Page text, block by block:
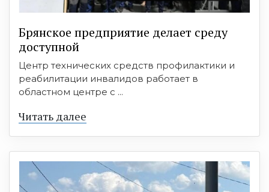
Брянское предприятие делает среду
доступной
Центр технических средств профилактики и
реабилитации инвалидов работает в
областном центре с ...
Читать далее